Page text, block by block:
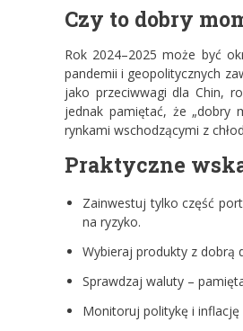
Czy to dobry
Rok 2024–2025 może być
pandemii i geopolitycznych
jako przeciwwagi dla Chin,
jednak pamiętać, że „dobry
rynkami wschodzącymi z
Praktyczne
Zainwestuj tylko część
na ryzyko.
Wybieraj produkty z dobrą
Sprawdzaj waluty –
Monitoruj politykę i inflację